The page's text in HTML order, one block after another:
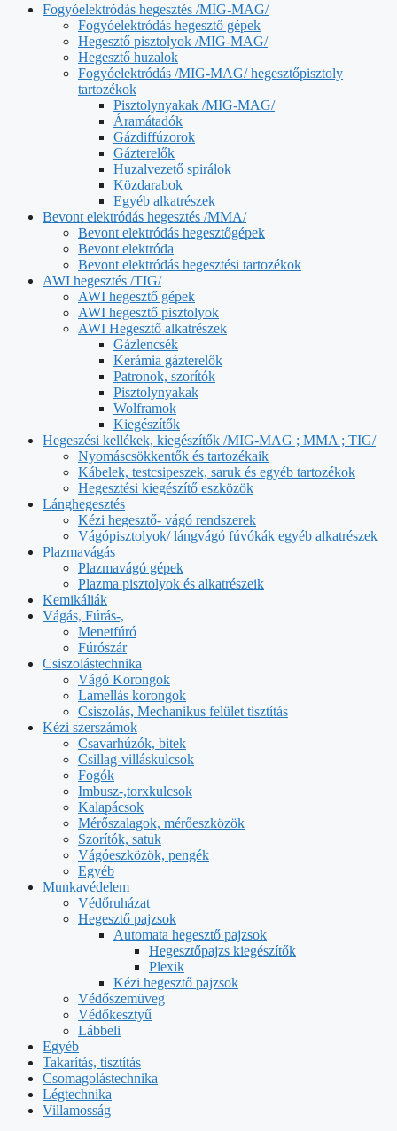
Fogyóelektródás hegesztés /MIG-MAG/
Fogyóelektródás hegesztő gépek
Hegesztő pisztolyok /MIG-MAG/
Hegesztő huzalok
Fogyóelektródás /MIG-MAG/ hegesztőpisztoly
tartozékok
Pisztolynyakak /MIG-MAG/
Áramátadók
Gázdiffúzorok
Gázterelők
Huzalvezető spirálok
Közdarabok
Egyéb alkatrészek
Bevont elektródás hegesztés /MMA/
Bevont elektródás hegesztőgépek
Bevont elektróda
Bevont elektródás hegesztési tartozékok
AWI hegesztés /TIG/
AWI hegesztő gépek
AWI hegesztő pisztolyok
AWI Hegesztő alkatrészek
Gázlencsék
Kerámia gázterelők
Patronok, szorítók
Pisztolynyakak
Wolframok
Kiegészítők
Hegeszési kellékek, kiegészítők /MIG-MAG ; MMA ; TIG/
Nyomáscsökkentők és tartozékaik
Kábelek, testcsipeszek, saruk és egyéb tartozékok
Hegesztési kiegészítő eszközök
Lánghegesztés
Kézi hegesztő- vágó rendszerek
Vágópisztolyok/ lángvágó fúvókák egyéb alkatrészek
Plazmavágás
Plazmavágó gépek
Plazma pisztolyok és alkatrészeik
Kemikáliák
Vágás, Fúrás-,
Menetfúró
Fúrószár
Csiszolástechnika
Vágó Korongok
Lamellás korongok
Csiszolás, Mechanikus felület tisztítás
Kézi szerszámok
Csavarhúzók, bitek
Csillag-villáskulcsok
Fogók
Imbusz-,torxkulcsok
Kalapácsok
Mérőszalagok, mérőeszközök
Szorítók, satuk
Vágóeszközök, pengék
Egyéb
Munkavédelem
Védőruházat
Hegesztő pajzsok
Automata hegesztő pajzsok
Hegesztőpajzs kiegészítők
Plexik
Kézi hegesztő pajzsok
Védőszemüveg
Védőkesztyű
Lábbeli
Egyéb
Takarítás, tisztítás
Csomagolástechnika
Légtechnika
Villamosság